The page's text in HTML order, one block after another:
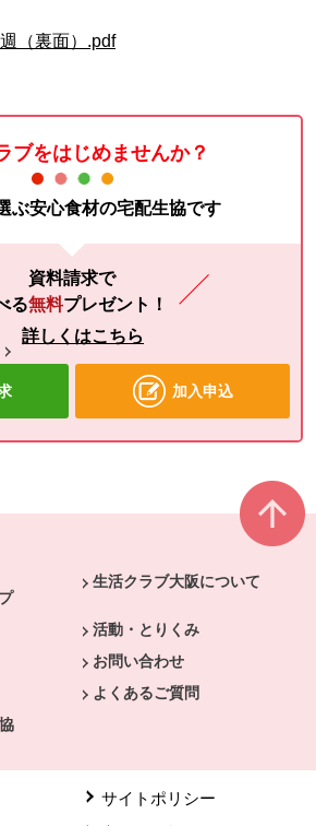
（裏面）.pdf
ブをはじめませんか？
ぶ安心食材の宅配生協です
資料請求で
る無料プレゼント！
詳しくはこちら
加入申込
生活クラブ大阪について
活動・とりくみ
お問い合わせ
よくあるご質問
サイトポリシー